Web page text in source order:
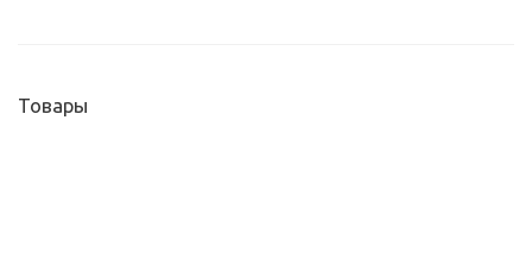
Товары